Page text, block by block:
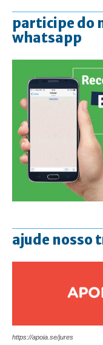
participe do
whatsapp
ajude nosso
https://apoia.se/jures